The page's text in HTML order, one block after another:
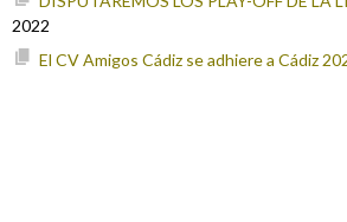
2022
El CV Amigos Cádiz se adhiere a Cádiz